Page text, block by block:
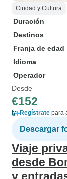
Ciudad y Cultura
Duración
Destinos
Franja de edad
Idioma
Operador
Desde
€152
Regístrate para
Descargar
Viaje
desde
y